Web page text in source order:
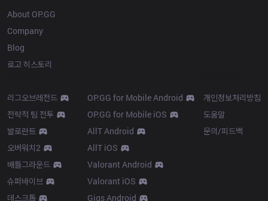
About OP.GG
Company
Blog
로고 히스토리
리그오브레전드
전략적 팀 전투
발로란트
오버워치2
배틀그라운드
슈퍼바이브
데스크톱
OP.GG for Mobile Android
OP.GG for Mobile iOS
AllT Android
AllT iOS
Valorant Android
Valorant iOS
Gigs Android
개인정보처리방침
도움말
문의/피드백